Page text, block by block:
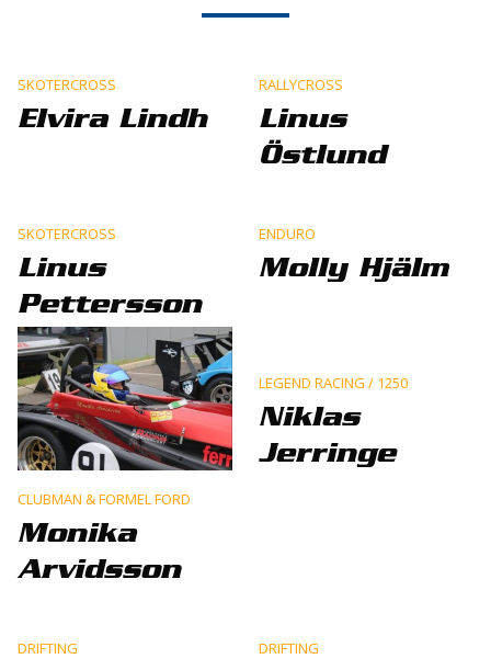
SKOTERCROSS
Elvira Lindh
RALLYCROSS
Linus
Östlund
SKOTERCROSS
Linus
Pettersson
ENDURO
Molly Hjälm
CLUBMAN & FORMEL FORD
Monika
Arvidsson
LEGEND RACING / 1250
Niklas
Jerringe
DRIFTING DRIFTING